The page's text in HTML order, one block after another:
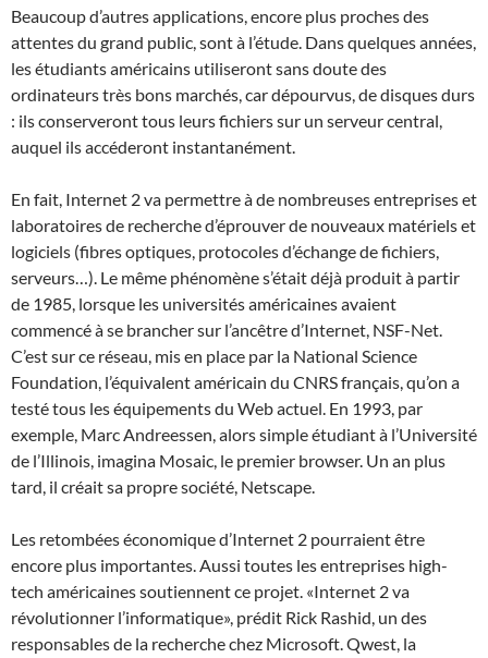
Beaucoup d’autres applications, encore plus proches des
attentes du grand public, sont à l’étude. Dans quelques années,
les étudiants américains utiliseront sans doute des
ordinateurs très bons marchés, car dépourvus, de disques durs
: ils conserveront tous leurs fichiers sur un serveur central,
auquel ils accéderont instantanément.
En fait, Internet 2 va permettre à de nombreuses entreprises et
laboratoires de recherche d’éprouver de nouveaux matériels et
logiciels (fibres optiques, protocoles d’échange de fichiers,
serveurs…). Le même phénomène s’était déjà produit à partir
de 1985, lorsque les universités américaines avaient
commencé à se brancher sur l’ancêtre d’Internet, NSF-Net.
C’est sur ce réseau, mis en place par la National Science
Foundation, l’équivalent américain du CNRS français, qu’on a
testé tous les équipements du Web actuel. En 1993, par
exemple, Marc Andreessen, alors simple étudiant à l’Université
de l’Illinois, imagina Mosaic, le premier browser. Un an plus
tard, il créait sa propre société, Netscape.
Les retombées économique d’Internet 2 pourraient être
encore plus importantes. Aussi toutes les entreprises high-
tech américaines soutiennent ce projet. «Internet 2 va
révolutionner l’informatique», prédit Rick Rashid, un des
responsables de la recherche chez Microsoft. Qwest, la